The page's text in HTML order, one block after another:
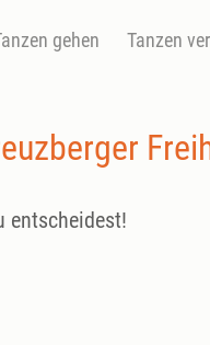
gehen Tanzen
entscheidest!